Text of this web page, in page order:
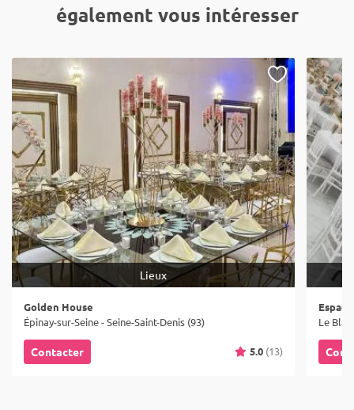
également vous intéresser
Lieux
Golden House
Épinay-sur-Seine - Seine-Saint-Denis (93)
Contacter 5.0 (13)
Le